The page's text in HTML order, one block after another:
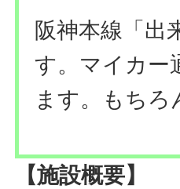
阪神本線「出
す。マイカー
ます。もちろ
【施設概要】